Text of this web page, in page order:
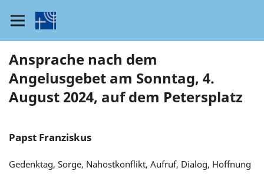
Ansprache nach dem
Angelusgebet am Sonntag, 4.
August 2024, auf dem Petersplatz
Papst Franziskus
Gedenktag, Sorge, Nahostkonflikt, Aufruf, Dialog, Hoffnung